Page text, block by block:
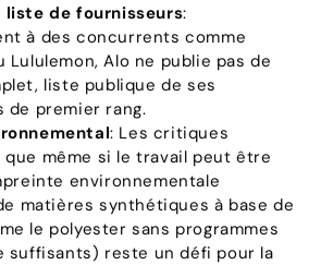
liste de fournisseurs:
à des concurrents comme
Lululemon, Alo ne publie pas de
liste publique de ses
de premier rang.
: Les critiques
même si le travail peut être
environnementale
matières synthétiques à base de
le polyester sans programmes
suffisants) reste un défi pour la